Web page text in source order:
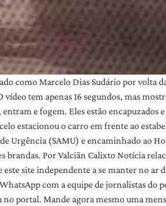
como Marcelo Dias Sudário por volta
tem apenas 16 segundos, mas
e fogem. Eles estão encapuzados
estacionou o carro em frente ao
Urgência (SAMU) e encaminhado ao
brandas. Por Valciãn Calixto Notícia
este site independente a se manter no ar
com a equipe de jornalistas do
portal. Mande agora mesmo uma